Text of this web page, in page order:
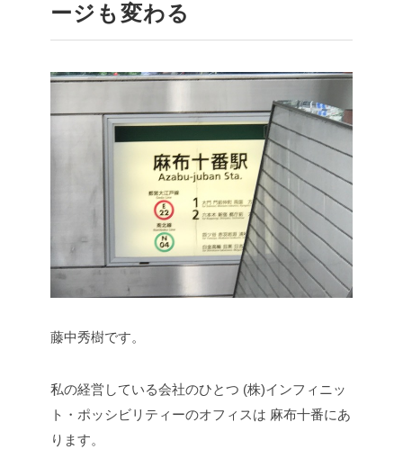
ージも変わる
藤中秀樹です。
私の経営している会社のひとつ (株)インフィニッ
ト・ポッシビリティーのオフィスは 麻布十番にあ
ります。